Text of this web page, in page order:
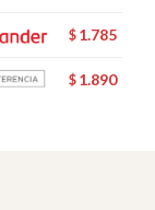
$ 1.785
$ 1.890